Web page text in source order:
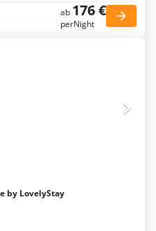
ab 176 €
perNight
by LovelyStay